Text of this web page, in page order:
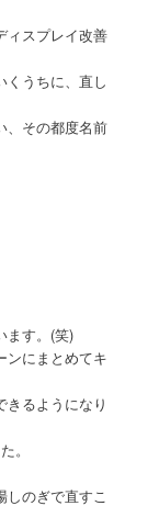
ィスプレイ改善
くうちに、直し
、その都度名前
ます。(笑)
ンにまとめてキ
るようになり
。
しのぎで直すこ